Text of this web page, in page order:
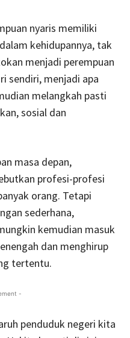
nyaris memiliki
kehidupannya, tak
menjadi perempuan
sendiri, menjadi apa
melangkah pasti
sosial dan
masa depan,
profesi-profesi
orang. Tetapi
sederhana,
kemudian masuk
dan menghirup
tertentu.
-
penduduk negeri kita